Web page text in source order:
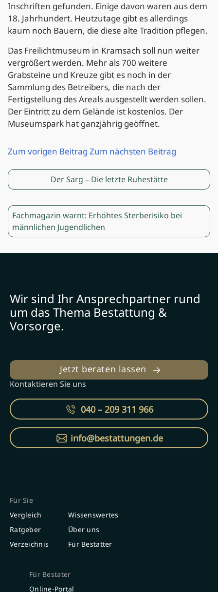
Inschriften gefunden. Einige davon waren aus dem
18. Jahrhundert. Heutzutage gibt es allerdings
kaum noch Bauern, die diese alte Tradition pflegen.
Das Freilichtmuseum in Kramsach soll nun weiter
vergrößert werden. Mehr als 700 weitere
Grabsteine und Kreuze gibt es noch in der
Sammlung des Betreibers, die nach der
Fertigstellung des Areals ausgestellt werden sollen.
Der Eintritt zu dem Gelände ist kostenlos. Der
Museumspark hat ganzjährig geöffnet.
Zum vorigen Beitrag Zum nächsten Beitrag
Post
navigation
Previous post:Der Sarg – Die letzte Ruhestätte
Next post:
Fachmagazin warnt: Erhöhtes Sterberisiko bei
männlichen Jugendlichen
Wir sind Ihr Ansprechpartner rund
um das Thema Bestattung &
Vorsorge.
Jetzt beraten lassen
Kontaktieren Sie uns
040 – 209 311 966
info@bestattungen.de
Für Sie
Vergleich
Ratgeber
Verzeichnis
Wissenswertes
Über uns
Für Bestatter
Für Bestater
Online-Portal